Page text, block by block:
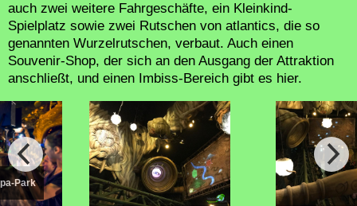
auch zwei weitere Fahrgeschäfte, ein Kleinkind-
Spielplatz sowie zwei Rutschen von atlantics, die so
genannten Wurzelrutschen, verbaut. Auch einen
Souvenir-Shop, der sich an den Ausgang der Attraktion
anschließt, und einen Imbiss-Bereich gibt es hier.
Park